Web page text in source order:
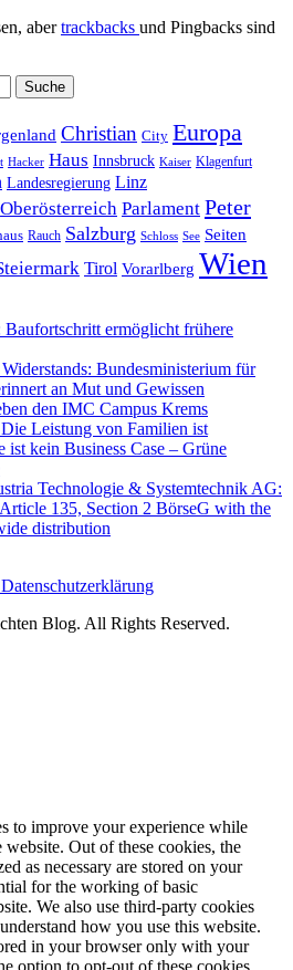
abertrackbacks und Pingbacks sind
Christian City Europa
Hacker Haus Innsbruck Kaiser Klagenfurt
Landesregierung Linz
Oberösterreich Parlament Peter
Rauch Salzburg Schloss See Seiten
Tirol Vorarlberg Wien
ermöglicht frühere
Bundesministerium für
an Mut und Gewissen
den IMC Campus Krems
Leistung von Familien ist
ist kein Business Case – Grüne
Technologie & Systemtechnik AG:
135, Section 2 BörseG with the
distribution
Blog. All Rights Reserved.
to improve your experience while
Out of these cookies, the
as necessary are stored on your
for the working of basic
We also use third-party cookies
how you use this website.
in your browser only with your